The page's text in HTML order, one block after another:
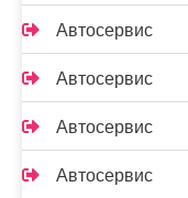
Автосервис
Автосервис
Автосервис
Автосервис